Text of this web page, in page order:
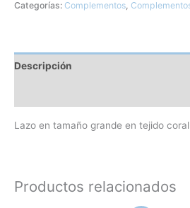
Categorías: Complementos,
Descripción
Lazo en tamaño grande en tejido
Productos relacionados